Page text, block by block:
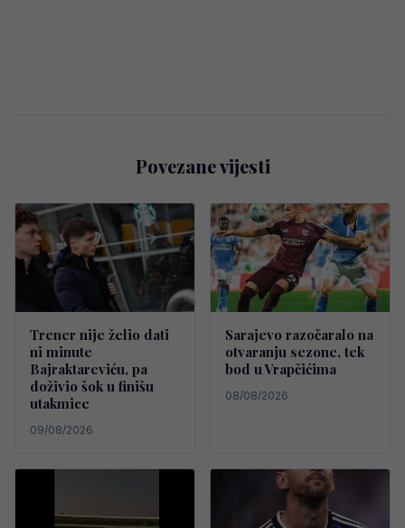
Povezane vijesti
Trener nije želio dati
ni minute
Bajraktareviću, pa
doživio šok u finišu
utakmice
09/08/2026
Sarajevo razočaralo na
otvaranju sezone, tek
bod u Vrapčićima
08/08/2026